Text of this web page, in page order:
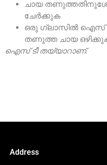
ചായ
ചേർക്കുക
ഒരു ഗ്ലാസിൽ ഐസ്
തണുത്ത ചായ
ഐസ് ടീ തയ്യാറാണ്.
Address